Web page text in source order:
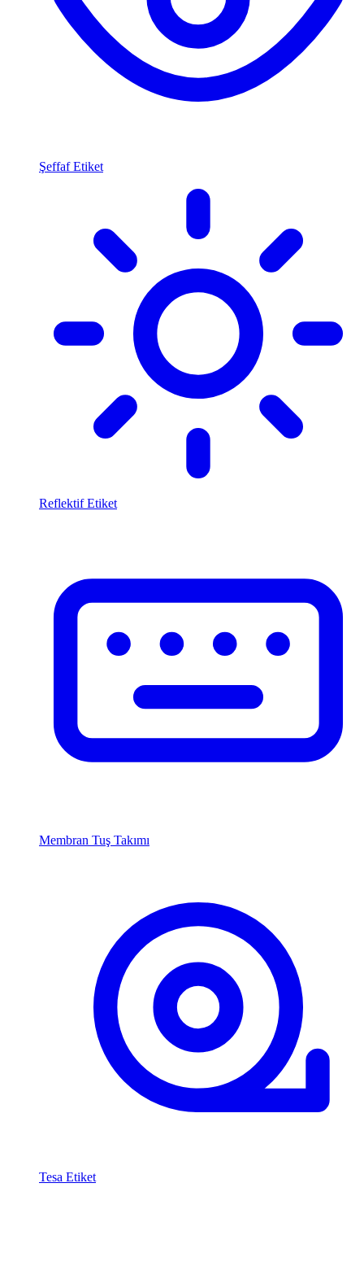
Şeffaf Etiket
Reflektif Etiket
Membran Tuş Takımı
Tesa Etiket